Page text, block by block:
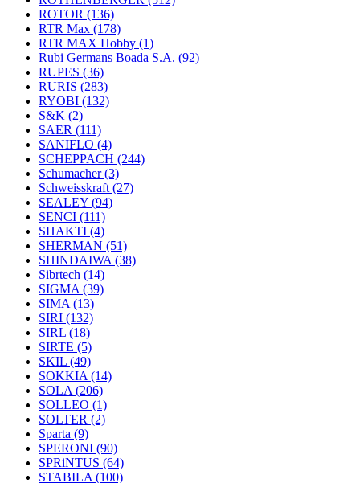
ROTOR (136)
RTR Max (178)
RTR MAX Hobby (1)
Rubi Germans Boada S.A. (92)
RUPES (36)
RURIS (283)
RYOBI (132)
S&K (2)
SAER (111)
SANIFLO (4)
SCHEPPACH (244)
Schumacher(3)
Schweisskraft (27)
SEALEY (94)
SENCI (111)
SHAKTI (4)
SHERMAN (51)
SHINDAIWA (38)
Sibrtech (14)
SIGMA (39)
SIMA (13)
SIRI (132)
SIRL (18)
SIRTE (5)
SKIL (49)
SOKKIA (14)
SOLA (206)
SOLLEO (1)
SOLTER (2)
Sparta (9)
SPERONI (90)
SPRiNTUS (64)
STABILA (100)